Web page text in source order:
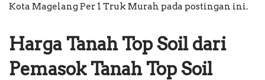
Kota Magelang Per 1 Truk Murah pada postingan ini.
Harga Tanah Top Soil dari
Pemasok Tanah Top Soil